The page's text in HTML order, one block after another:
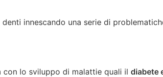
innescando una serie di
lo sviluppo di malattie quali il diabete